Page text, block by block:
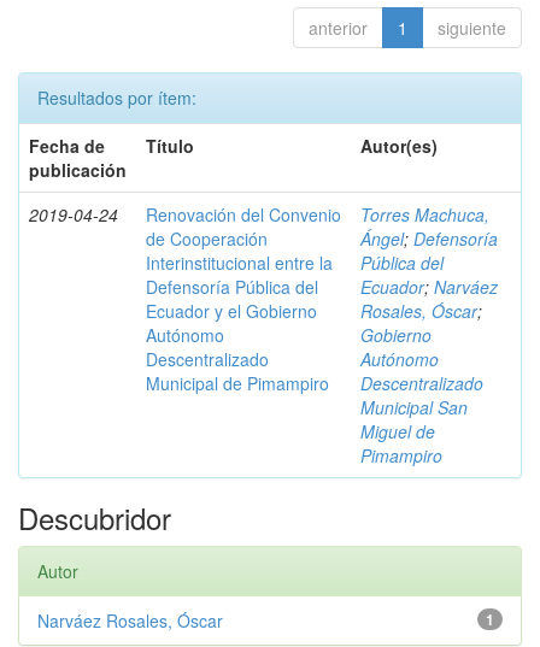
anterior 1 siguiente
Resultados por ítem:
Fecha de
publicación
Título Autor(es)
2019-04-24
Renovación del Convenio
de Cooperación
Interinstitucional entre la
Defensoría Pública del
Ecuador y el Gobierno
Autónomo
Descentralizado
Municipal de Pimampiro
Torres Machuca,
Ángel; Defensoría
Pública del
Ecuador; Narváez
Rosales, Óscar;
Gobierno
Autónomo
Descentralizado
Municipal San
Miguel de
Pimampiro
Descubridor
Autor
1
Narváez Rosales, Óscar